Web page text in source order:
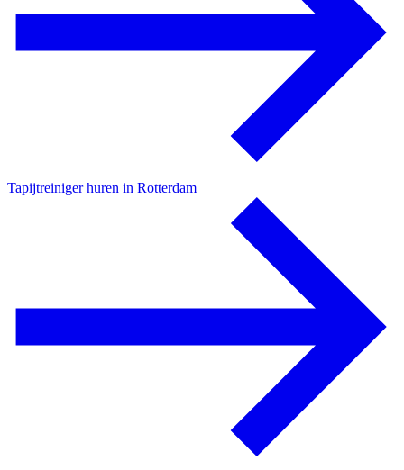
Tapijtreiniger huren in Rotterdam